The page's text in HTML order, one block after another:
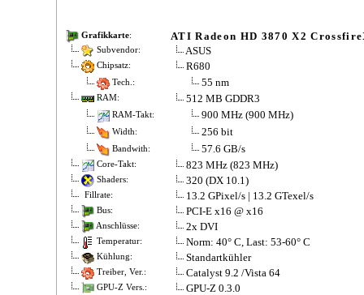
Grafikkarte: ATI Radeon HD 3870 X2
Subvendor: ASUS
Chipsatz: R680
Tech.: 55 nm
RAM: 512 MB GDDR3
RAM-Takt: 900 MHz (900 MHz)
Width: 256 bit
Bandwith: 57.6 GB/s
Core-Takt: 823 MHz (823 MHz)
Shaders: 320 (DX 10.1)
Fillrate: 13.2 GPixel/s | 13.2 GTexel/s
Bus: PCI-E x16 @ x16
Anschlüsse: 2x DVI
Temperatur: Norm: 40° C, Last: 53-60° C
Kühlung: Standartkühler
Treiber, Ver.: Catalyst 9.2 /Vista 64
GPU-Z Vers.: GPU-Z 0.3.0